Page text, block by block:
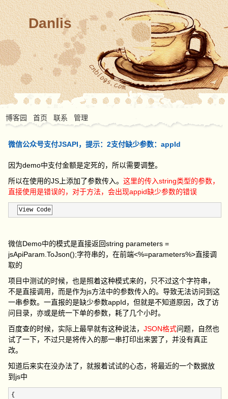
Danlis
博客园 首页 联系 管理
微信公众号支付JSAPI，提示：2支付缺少参数：appId
因为demo中支付金额是定死的，所以需要调整。
所以在使用的JS上添加了参数传入。这里的传入string类型的参数，
直接使用是错误的，对于方法，会出现appid缺少参数的错误
View Code
微信Demo中的模式是直接返回string parameters =
jsApiParam.ToJson();字符串的，在前端<%=parameters%>直接调
取的
项目中测试的时候，也是照着这种模式来的，只不过这个字符串，
不是直接调用，而是作为js方法中的参数传入的。导致无法访问到这
一串参数。一直报的是缺少参数appId，但就是不知道原因，改了访
问目录，亦或是统一下单的参数，耗了几个小时。
百度查的时候，实际上最早就有这种说法，JSON格式问题，自然也
试了一下，不过只是将传入的那一串打印出来罢了，并没有真正
改。
知道后来实在没办法了，就报着试试的心态，将最近的一个数据放
到js中
{